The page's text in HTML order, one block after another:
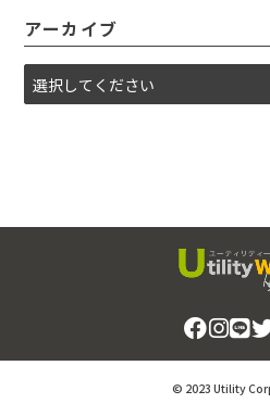
アーカイブ
© 2023 Utility